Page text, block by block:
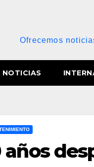
Ofrecemos
NOTICIAS
años